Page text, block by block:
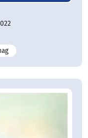
N°125